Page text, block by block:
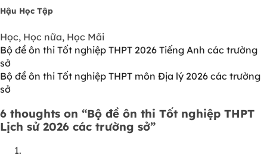
Hậu Học Tập
Học, Học nữa, Học Mãi
Bộ đề ôn thi Tốt nghiệp THPT 2026 Tiếng Anh các trường
sở
Bộ đề ôn thi Tốt nghiệp THPT môn Địa lý 2026 các trường
sở
6 thoughts on “Bộ đề ôn thi Tốt nghiệp THPT
Lịch sử 2026 các trường sở”